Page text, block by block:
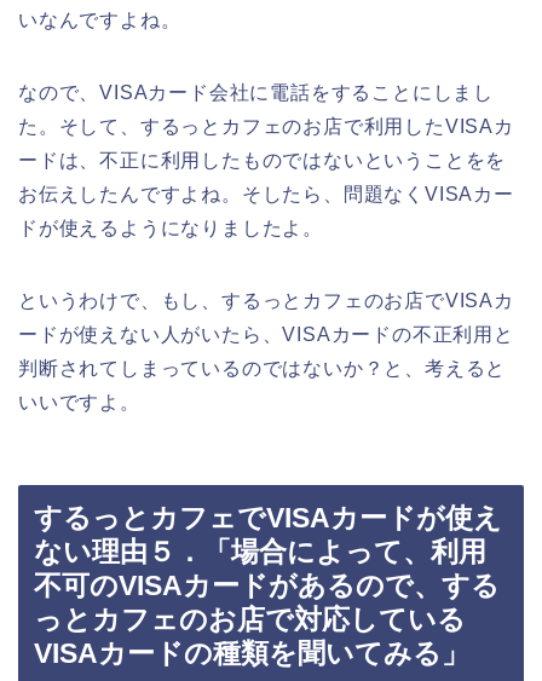
いなんですよね。
なので、VISAカード会社に電話をすることにしまし
た。そして、するっとカフェのお店で利用したVISAカ
ードは、不正に利用したものではないということをを
お伝えしたんですよね。そしたら、問題なくVISAカー
ドが使えるようになりましたよ。
というわけで、もし、するっとカフェのお店でVISAカ
ードが使えない人がいたら、VISAカードの不正利用と
判断されてしまっているのではないか？と、考えると
いいですよ。
するっとカフェでVISAカードが使え
ない理由５．「場合によって、利用
不可のVISAカードがあるので、する
っとカフェのお店で対応している
VISAカードの種類を聞いてみる」